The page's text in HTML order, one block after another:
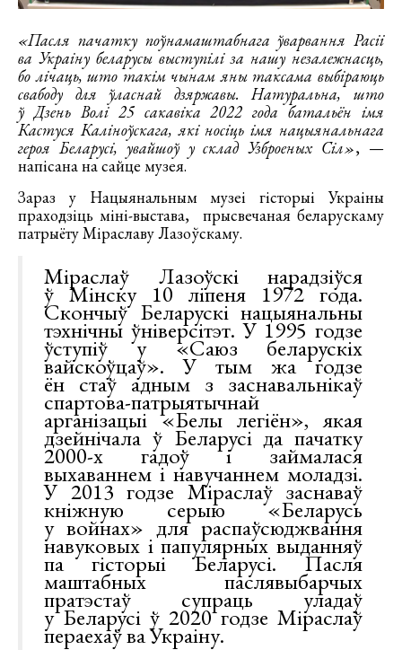
«Пасля пачатку поўнамаштабнага ўварвання Расіі
ва Украіну беларусы выступілі за нашу незалежнасць,
бо лічаць, што такім чынам яны таксама выбіраюць
свабоду для ўласнай дзяржавы. Натуральна, што
ў Дзень Волі 25 сакавіка 2022 года батальён імя
Кастуся Каліноўскага, які носіць імя нацыянальнага
героя Беларусі, увайшоў у склад Узброеных Сіл», —
напісана на сайце музея.
Зараз у Нацыянальным музеі гісторыі Украіны
праходзіць міні-выстава, прысвечаная беларускаму
патрыёту Міраславу Лазоўскаму.
Міраслаў Лазоўскі нарадзіўся
ў Мінску 10 ліпеня 1972 года.
Скончыў Беларускі нацыянальны
тэхнічны ўніверсітэт. У 1995 годзе
ўступіў у «Саюз беларускіх
вайскоўцаў». У тым жа годзе
ён стаў адным з заснавальнікаў
спартова-патрыятычнай
арганізацыі «Белы легіён», якая
дзейнічала ў Беларусі да пачатку
2000-х гадоў і займалася
выхаваннем і навучаннем моладзі.
У 2013 годзе Міраслаў заснаваў
кніжную серыю «Беларусь
у войнах» для распаўсюджвання
навуковых і папулярных выданняў
па гісторыі Беларусі. Пасля
маштабных паслявыбарчых
пратэстаў супраць уладаў
у Беларусі ў 2020 годзе Міраслаў
пераехаў ва Украіну.